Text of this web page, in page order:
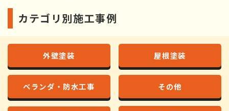
カテゴリ別施工事例
外壁塗装 屋根塗装
ベランダ・防水工事 その他